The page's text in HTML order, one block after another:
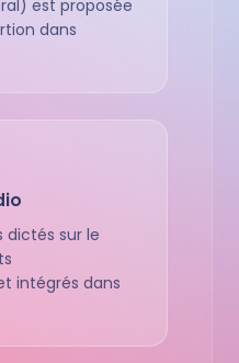
est proposée
dans
dictés sur le
intégrés dans